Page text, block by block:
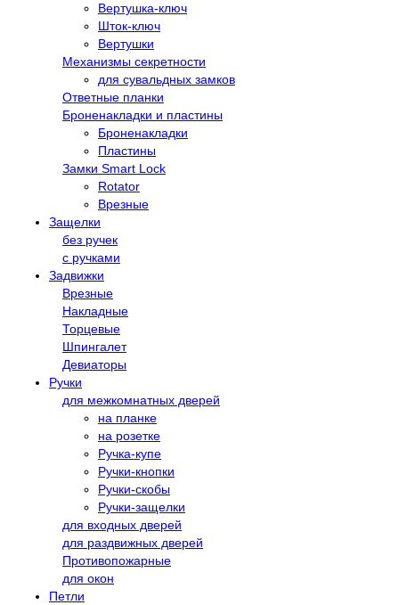
Вертушка-ключ
Шток-ключ
Вертушки
Механизмы секретности
для сувальдных замков
Ответные планки
Броненакладки и пластины
Броненакладки
Пластины
Замки Smart Lock
Rotator
Врезные
Защелки
без ручек
с ручками
Задвижки
Врезные
Накладные
Торцевые
Шпингалет
Девиаторы
Ручки
для межкомнатных дверей
на планке
на розетке
Ручка-купе
Ручки-кнопки
Ручки-скобы
Ручки-защелки
для входных дверей
для раздвижных дверей
Противопожарные
для окон
Петли